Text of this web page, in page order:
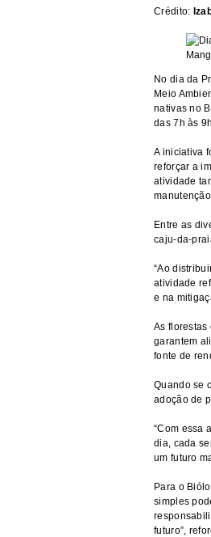
Crédito:
No dia da
Meio
nativas no
das 7h às
A iniciativa
reforçar a
atividade
Entre as
caju-da-
“Ao
atividade
e na
As florestas
garantem
fonte de
Quando se
adoção de
“Com essa
dia, cada
um futuro
Para o
simples
futuro”,